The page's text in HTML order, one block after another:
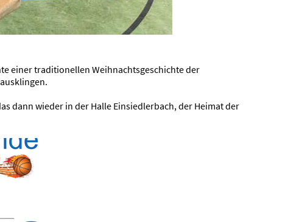
einer traditionellen Weihnachtsgeschichte der
dann wieder in der Halle Einsiedlerbach, der Heimat der